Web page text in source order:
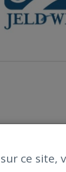
ce site,